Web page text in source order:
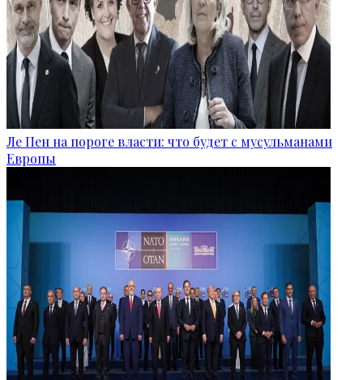
Ле Пен на пороге власти: что будет с мусульманами
Европы